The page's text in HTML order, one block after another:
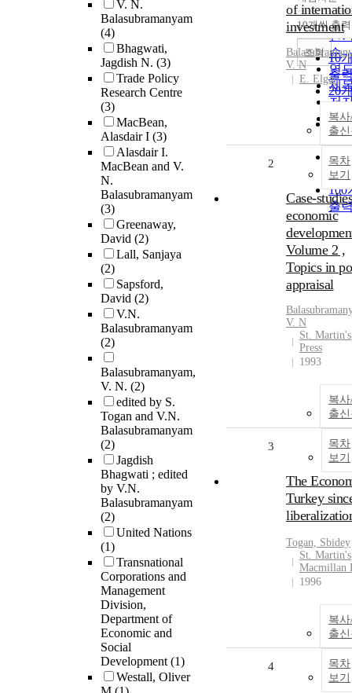
V. N.
Balasubramanyam
(4)
Bhagwati,
Jagdish N. (3)
Trade Policy
Research Centre
(3)
MacBean,
Alasdair I (3)
Alasdair I.
MacBean and V.
N.
Balasubramanyam
(3)
Greenaway,
David (2)
Lall, Sanjaya
(2)
Sapsford,
David (2)
V.N.
Balasubramanyam
(2)
Balasubramanyam,
V. N. (2)
edited by S.
Togan and V.N.
Balasubramanyam
(2)
Jagdish
Bhagwati ; edited
by V.N.
Balasubramanyam
(2)
United Nations
(1)
Transnational
Corporations and
Management
Division,
Department of
Economic and
Social
Development(1)
Westall, Oliver
정
순
인
순
연
제
저
발
관
내
10개씩 출력
10
출
20
30
50
출
100
출
조회
of
investment
V. N
E. Elgar
복
출
목차
보기
2
Case-
economic
Volume 2 ,
Topics in
appraisal
V. N
St. Martin's
Press
1993
복
출
목차
보기
3
The
Turkey
Togan, Sbidey
St. Martin's
Macmillan
1996
복
출
목차
보기
4